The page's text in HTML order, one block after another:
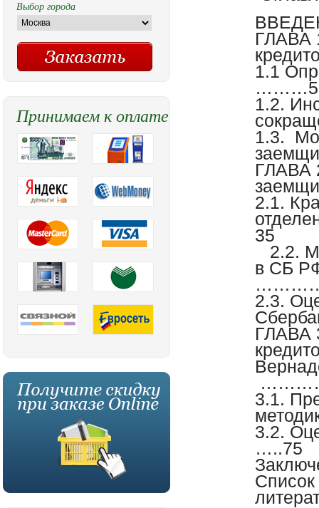
ГЛАВА
1.1
………5
1.2.
1.3.
ГЛАВА
2.1.
35
2.2.
в СБ
2.3.
ГЛАВА
3.1.
3.2.
…..75
Выбор города
Принимаем к оплате